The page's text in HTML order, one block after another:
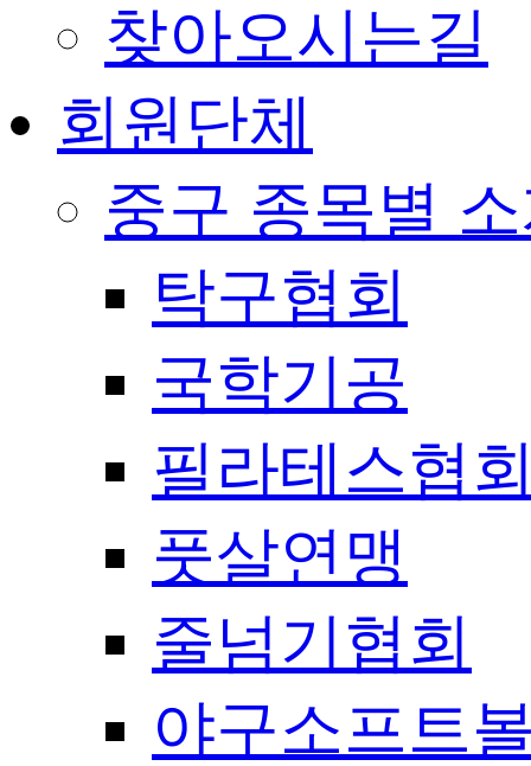
찾아오시는길
회원단체
중구 종목별
탁구협회
국학기공
필라테스협
풋살연맹
줄넘기협회
야구소프트